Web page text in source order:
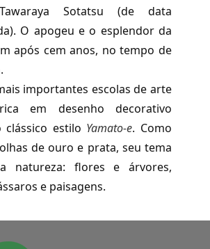
Sotatsu (de data
O apogeu e o esplendor da
após cem anos, no tempo de
importantes escolas de arte
em desenho decorativo
clássico estilo Yamato-e. Como
de ouro e prata, seu tema
natureza: flores e árvores,
e paisagens.